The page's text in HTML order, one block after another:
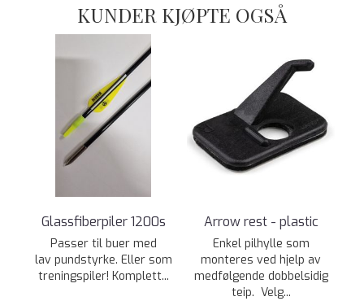
KUNDER KJØPTE OGSÅ
Glassfiberpiler 1200s
Passer til buer med
lav pundstyrke. Eller som
treningspiler! Komplett...
Arrow rest - plastic
Enkel pilhylle som
monteres ved hjelp av
medfølgende dobbelsidig
teip. Velg...